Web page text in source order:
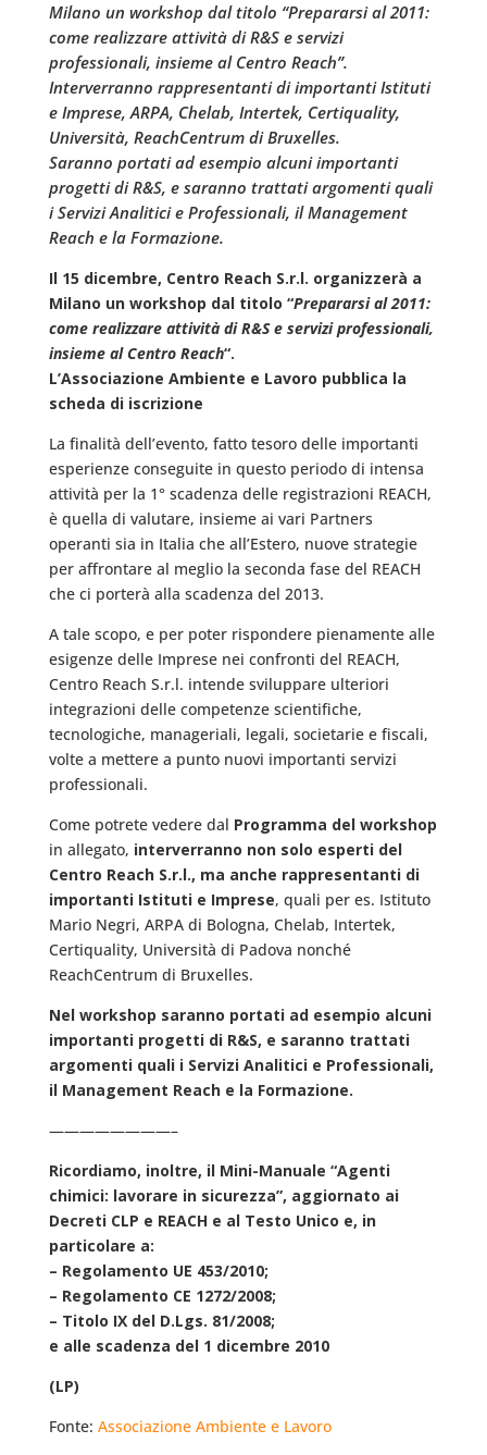
Milano un workshop dal titolo “Prepararsi al 2011:
come realizzare attività di R&S e servizi
professionali, insieme al Centro Reach”.
Interverranno rappresentanti di importanti Istituti
e Imprese, ARPA, Chelab, Intertek, Certiquality,
Università, ReachCentrum di Bruxelles.
Saranno portati ad esempio alcuni importanti
progetti di R&S, e saranno trattati argomenti quali
i Servizi Analitici e Professionali, il Management
Reach e la Formazione.
Il 15 dicembre, Centro Reach S.r.l. organizzerà a
Milano un workshop dal titolo “Prepararsi al 2011:
come realizzare attività di R&S e servizi professionali,
insieme al Centro Reach“.
L’Associazione Ambiente e Lavoro pubblica la
scheda di iscrizione
La finalità dell’evento, fatto tesoro delle importanti
esperienze conseguite in questo periodo di intensa
attività per la 1° scadenza delle registrazioni REACH,
è quella di valutare, insieme ai vari Partners
operanti sia in Italia che all’Estero, nuove strategie
per affrontare al meglio la seconda fase del REACH
che ci porterà alla scadenza del 2013.
A tale scopo, e per poter rispondere pienamente alle
esigenze delle Imprese nei confronti del REACH,
Centro Reach S.r.l. intende sviluppare ulteriori
integrazioni delle competenze scientifiche,
tecnologiche, manageriali, legali, societarie e fiscali,
volte a mettere a punto nuovi importanti servizi
professionali.
Come potrete vedere dal Programma del workshop
in allegato, interverranno non solo esperti del
Centro Reach S.r.l., ma anche rappresentanti di
importanti Istituti e Imprese, quali per es. Istituto
Mario Negri, ARPA di Bologna, Chelab, Intertek,
Certiquality, Università di Padova nonché
ReachCentrum di Bruxelles.
Nel workshop saranno portati ad esempio alcuni
importanti progetti di R&S, e saranno trattati
argomenti quali i Servizi Analitici e Professionali,
il Management Reach e la Formazione.
————————–
Ricordiamo, inoltre, il Mini-Manuale “Agenti
chimici: lavorare in sicurezza”, aggiornato ai
Decreti CLP e REACH e al Testo Unico e, in
particolare a:
– Regolamento UE 453/2010;
– Regolamento CE 1272/2008;
– Titolo IX del D.Lgs. 81/2008;
e alle scadenza del 1 dicembre 2010
(LP)
Fonte: Associazione Ambiente e Lavoro